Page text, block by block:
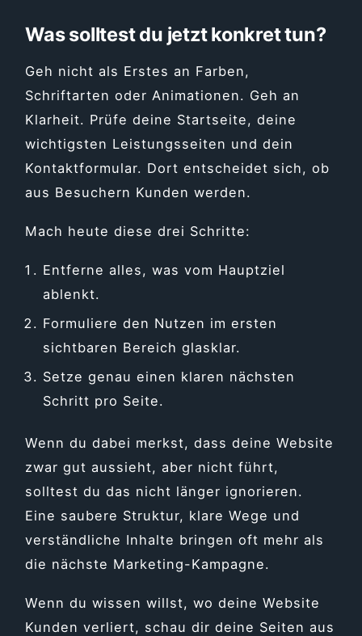
Was solltest du jetzt konkret tun?
Geh nicht als Erstes an Farben,
Schriftarten oder Animationen. Geh an
Klarheit. Prüfe deine Startseite, deine
wichtigsten Leistungsseiten und dein
Kontaktformular. Dort entscheidet sich, ob
aus Besuchern Kunden werden.
Mach heute diese drei Schritte:
Entferne alles, was vom Hauptziel
ablenkt.
Formuliere den Nutzen im ersten
sichtbaren Bereich glasklar.
Setze genau einen klaren nächsten
Schritt pro Seite.
Wenn du dabei merkst, dass deine Website
zwar gut aussieht, aber nicht führt,
solltest du das nicht länger ignorieren.
Eine saubere Struktur, klare Wege und
verständliche Inhalte bringen oft mehr als
die nächste Marketing-Kampagne.
Wenn du wissen willst, wo deine Website
Kunden verliert, schau dir deine Seiten aus